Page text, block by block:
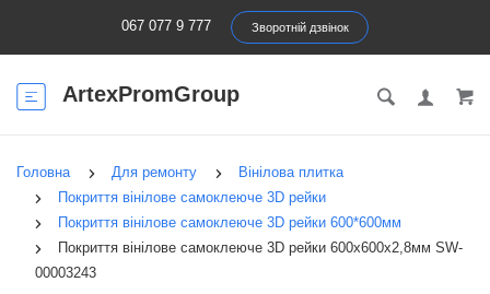
067 077 9 777 Зворотній дзвінок
ArtexPromGroup
Головна Для ремонту
Вінілова плитка
Покриття вінілове самоклеюче 3D рейки
Покриття вінілове самоклеюче 3D рейки 600*600мм
Покриття вінілове самоклеюче 3D рейки 600х600х2,8мм SW-
00003243